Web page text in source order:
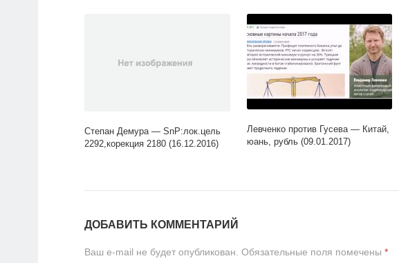
Степан Демура — SnP:лок.цель
2292,корекция 2180 (16.12.2016)
Левченко против Гусева — Китай,
юань, рубль (09.01.2017)
ДОБАВИТЬ КОММЕНТАРИЙ
Ваш e-mail не будет опубликован. Обязательные поля помечены *